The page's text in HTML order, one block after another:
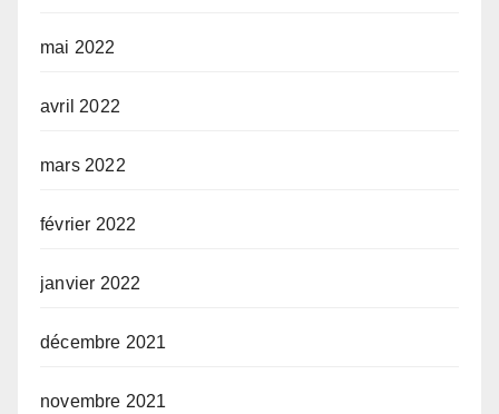
mai 2022
avril 2022
mars 2022
février 2022
janvier 2022
décembre 2021
novembre 2021